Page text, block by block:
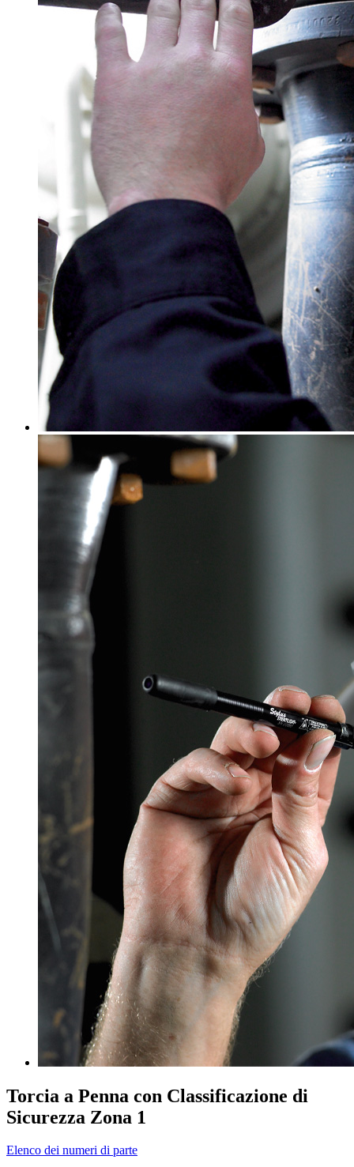
Torcia a Penna con Classificazione di
Sicurezza Zona 1
Elenco dei numeri di parte